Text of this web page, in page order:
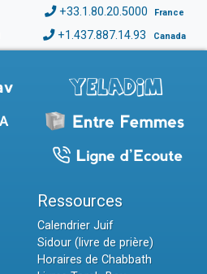
+33.1.80.20.5000 France
+1.437.887.14.93 Canada
Ressources
Calendrier Juif
Sidour (livre de prière)
Horaires de Chabbath